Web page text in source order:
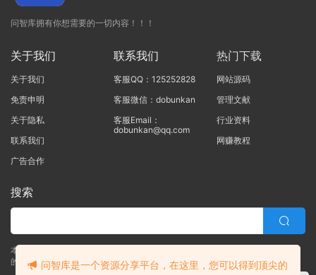
问智库拥有你想需要的一切内容！！！
关于我们
关于我们
免责申明
关于隐私
联系我们
广告合作
联系我们
客服QQ：125252828
客服微信：dobunkan
客服Email：
dobunkan@qq.com
热门下载
网站源码
管理文献
行业资料
网赚教程
搜索
本站的所有资源均由本站的站长及合作伙伴整理发布，80%的内容为合作伙伴
的职场实战干货！！
问智库是一个资源分享平台，在这里，您可以得到顶尖的